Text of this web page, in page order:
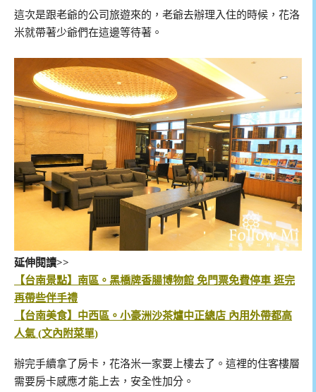
這次是跟老爺的公司旅遊來的，老爺去辦理入住的時候，花洛
米就帶著少爺們在這邊等待著。
延伸閱讀>>
【台南景點】南區。黑橋牌香腸博物館 免門票免費停車 逛完
再帶些伴手禮
【台南美食】中西區。小豪洲沙茶爐中正總店 內用外帶都高
人氣 (文內附菜單)
辦完手續拿了房卡，花洛米一家要上樓去了。這裡的住客樓層
需要房卡感應才能上去，安全性加分。